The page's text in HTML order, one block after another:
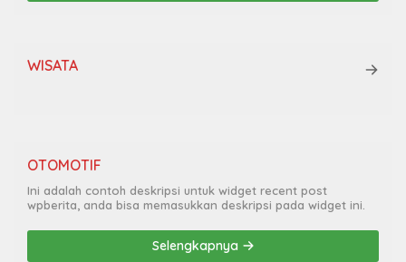
WISATA
OTOMOTIF
Ini adalah contoh deskripsi untuk widget recent post
wpberita, anda bisa memasukkan deskripsi pada widget ini.
Selengkapnya